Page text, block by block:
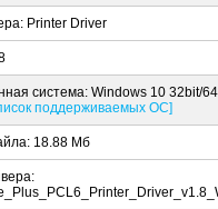
Printer Driver
система: Windows 10 32bit/
поддерживаемых ОС]
18.88 Мб